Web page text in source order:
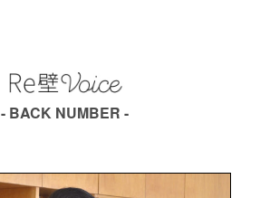
- BACK NUMBER -